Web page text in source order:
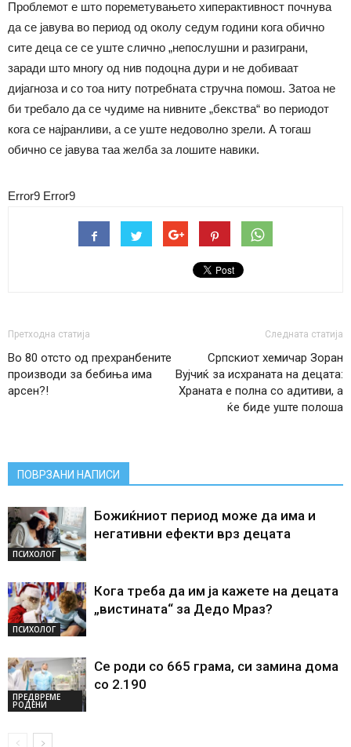
Проблемот е што пореметувањето хиперактивност почнува
да се јавува во период од околу седум години кога обично
сите деца се се уште слично „непослушни и разиграни,
заради што многу од нив подоцна дури и не добиваат
дијагноза и со тоа ниту потребната стручна помош. Затоа не
би требало да се чудиме на нивните „бекства“ во периодот
кога се најранливи, а се уште недоволно зрели. А тогаш
обично се јавува таа желба за лошите навики.
Error9 Error9
Претходна статија
Во 80 отсто од прехранбените
производи за бебиња има
арсен?!
Следната статија
Српскиот хемичар Зоран
Вујчиќ за исхраната на децата:
Храната е полна со адитиви, а
ќе биде уште полоша
ПОВРЗАНИ НАПИСИ
ПСИХОЛОГ
Божиќниот период може да има и
негативни ефекти врз децата
ПСИХОЛОГ
Кога треба да им ја кажете на децата
„вистината“ за Дедо Мраз?
ПРЕДВРЕМЕ
РОДЕНИ
Се роди со 665 грама, си замина дома
со 2.190